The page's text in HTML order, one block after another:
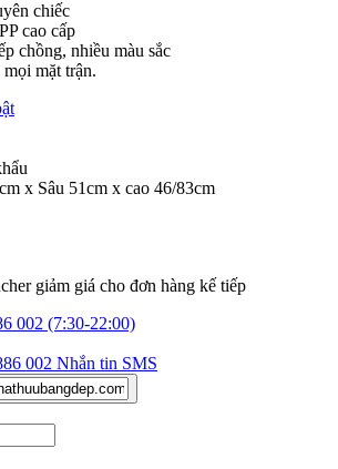
chiếc
cao cấp
chồng, nhiều màu sắc
mặt trận.
x Sâu 51cm x cao 46/83cm
giảm giá cho đơn hàng kế tiếp
002 (7:30-22:00)
002 Nhắn tin SMS